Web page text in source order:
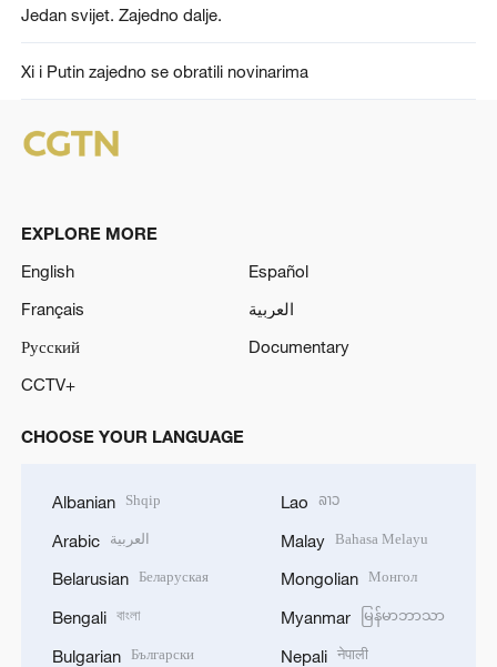
Jedan svijet. Zajedno dalje.
Xi i Putin zajedno se obratili novinarima
EXPLORE MORE
English
Español
Français
العربية
Русский
Documentary
CCTV+
CHOOSE YOUR LANGUAGE
Albanian Shqip
Arabic العربية
Belarusian Беларуская
Bengali বাংলা
Bulgarian Български
Lao ລາວ
Malay Bahasa Melayu
Mongolian Монгол
Myanmar မြန်မာဘာသာ
Nepali नेपाली